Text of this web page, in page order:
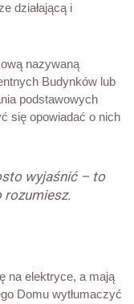
działającą i
nazywaną
Budynków lub
podstawowych
się opowiadać o nich
wyjaśnić – to
rozumiesz.
na elektryce, a mają
Domu wytłumaczyć